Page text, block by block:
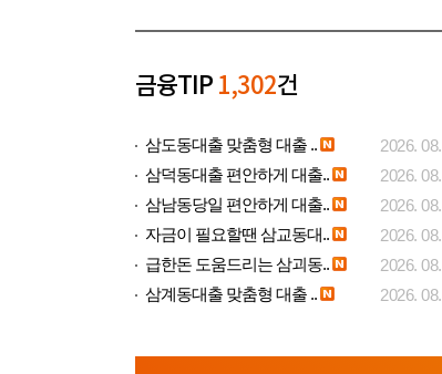
금융TIP 1,302건
삼도동대출 맞춤형 대출 ..
2026.
삼덕동대출 편안하게 대출..
2026.
삼남동당일 편안하게 대출..
2026.
자금이 필요할땐 삼교동대..
2026.
급한돈 도움드리는 삼괴동..
2026.
삼계동대출 맞춤형 대출 ..
2026.